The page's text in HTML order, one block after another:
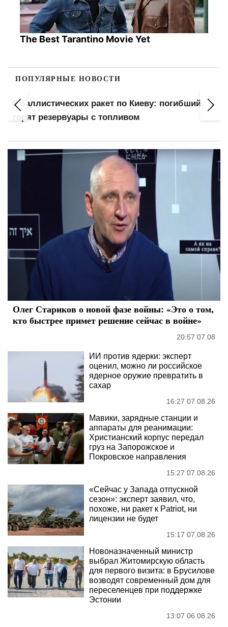
The Best Tarantino Movie Yet
ПОПУЛЯРНЫЕ НОВОСТИ
6 баллистических ракет по Киеву: погибший,
горят резервуары с топливом
Олег Стариков о новой фазе войны: «Это о том,
кто быстрее примет решение сейчас в войне»
20:57 07.08
ИИ против ядерки: эксперт
оценил, можно ли российское
ядерное оружие превратить в
сахар
16:27 07.08.26
Мавики, зарядные станции и
аппараты для реанимации:
Христианский корпус передал
груз на Запорожское и
Покровское направления
15:27 07.08.26
«Сейчас у Запада отпускной
сезон»: эксперт заявил, что,
похоже, ни ракет к Patriot, ни
лицензии не будет
15:17 07.08.26
Новоназначенный министр
выбрал Житомирскую область
для первого визита: в Брусилове
возводят современный дом для
переселенцев при поддержке
Эстонии
13:07 06.08.26